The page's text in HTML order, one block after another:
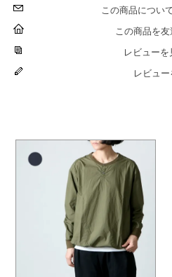
この商品につい
この商品を
レビュー
レビュ